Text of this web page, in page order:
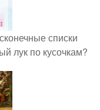
списки
лук по кусочкам?